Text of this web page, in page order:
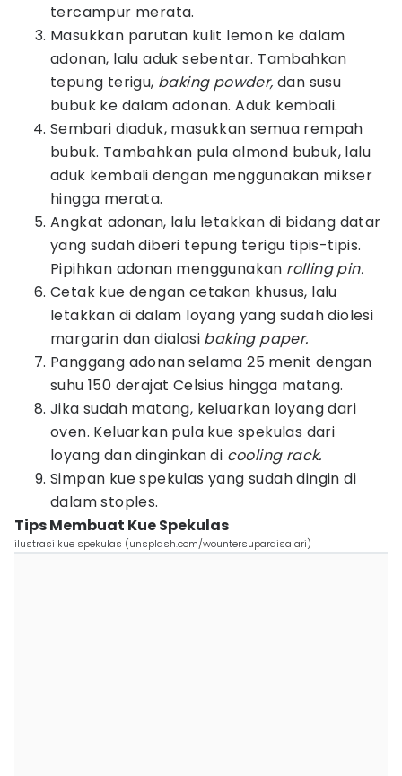
tercampur merata.
Masukkan parutan kulit lemon ke dalam
adonan, lalu aduk sebentar. Tambahkan
tepung terigu, baking powder,dan susu
bubuk ke dalam adonan. Aduk kembali.
Sembari diaduk, masukkan semua rempah
bubuk. Tambahkan pula almond bubuk, lalu
aduk kembali dengan menggunakan mikser
hingga merata.
Angkat adonan, lalu letakkan di bidang datar
yang sudah diberi tepung terigu tipis-tipis.
Pipihkan adonan menggunakan rolling pin.
Cetak kue dengan cetakan khusus, lalu
letakkan di dalam loyang yang sudah diolesi
margarin dan dialasi baking paper.
Panggang adonan selama 25 menit dengan
suhu 150 derajat Celsius hingga matang.
Jika sudah matang, keluarkan loyang dari
oven. Keluarkan pula kue spekulas dari
loyang dan dinginkan di cooling rack.
Simpan kue spekulas yang sudah dingin di
dalam stoples.
Tips Membuat Kue Spekulas
ilustrasi kue spekulas (unsplash.com/wountersupardisalari)